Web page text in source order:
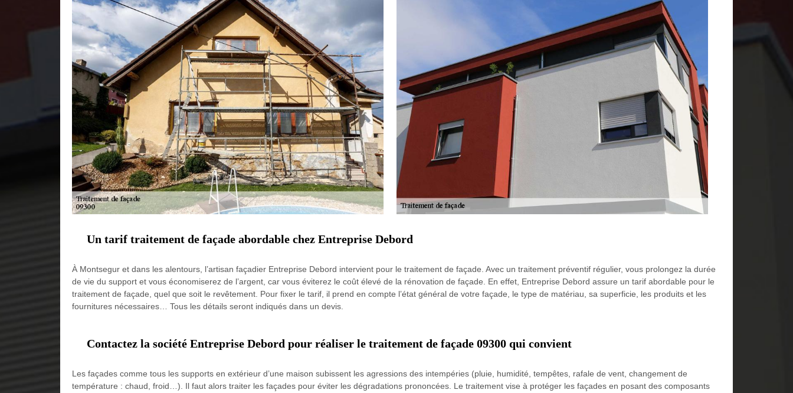
Un tarif traitement de façade abordable chez Entreprise Debord
À Montsegur et dans les alentours, l’artisan façadier Entreprise Debord intervient pour le traitement de façade. Avec un traitement préventif régulier, vous prolongez la durée
de vie du support et vous économiserez de l’argent, car vous éviterez le coût élevé de la rénovation de façade. En effet, Entreprise Debord assure un tarif abordable pour le
traitement de façade, quel que soit le revêtement. Pour fixer le tarif, il prend en compte l’état général de votre façade, le type de matériau, sa superficie, les produits et les
fournitures nécessaires… Tous les détails seront indiqués dans un devis.
Contactez la société Entreprise Debord pour réaliser le traitement de façade 09300 qui convient
Les façades comme tous les supports en extérieur d’une maison subissent les agressions des intempéries (pluie, humidité, tempêtes, rafale de vent, changement de
température : chaud, froid…). Il faut alors traiter les façades pour éviter les dégradations prononcées. Le traitement vise à protéger les façades en posant des composants